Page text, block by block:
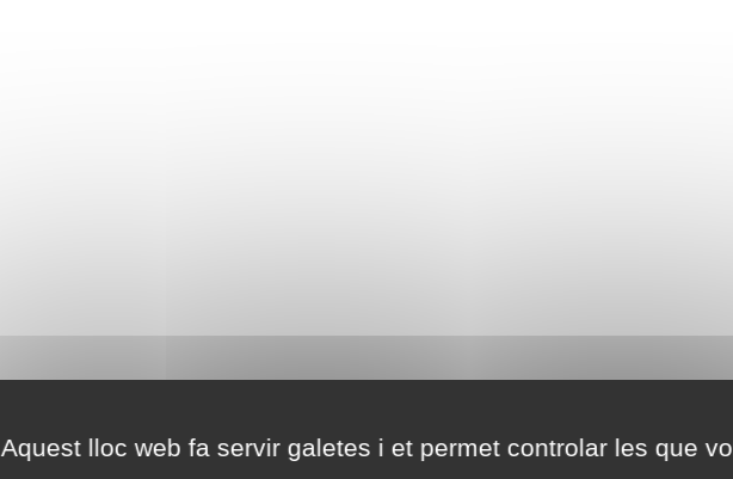
Aquest lloc web fa servir galetes i et permet controlar les que